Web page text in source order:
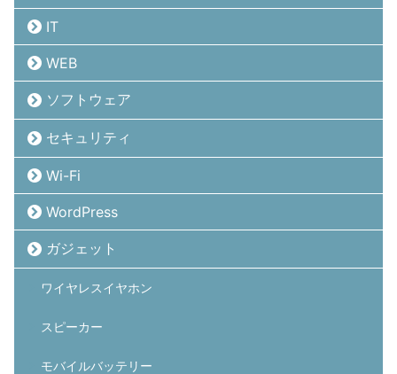
IT
WEB
ソフトウェア
セキュリティ
Wi-Fi
WordPress
ガジェット
ワイヤレスイヤホン
スピーカー
モバイルバッテリー